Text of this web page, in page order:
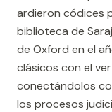
ardieron códices
biblioteca de
de Oxford en el
clásicos con el
conectándolos
los procesos